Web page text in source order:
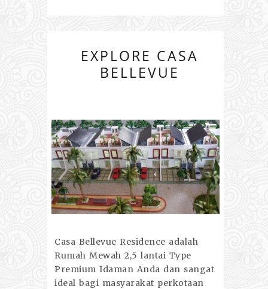
EXPLORE CASA
BELLEVUE
Casa Bellevue Residence adalah
Rumah Mewah 2,5 lantai Type
Premium Idaman Anda dan sangat
ideal bagi masyarakat perkotaan